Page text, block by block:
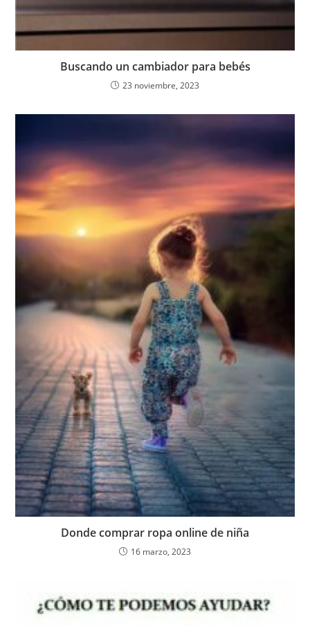
Buscando un cambiador para bebés
23 noviembre, 2023
Donde comprar ropa online de niña
16 marzo, 2023